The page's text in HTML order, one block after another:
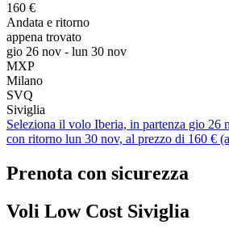
160 €
Andata e ritorno
appena trovato
gio 26 nov - lun 30 nov
MXP
Milano
SVQ
Siviglia
Seleziona il volo Iberia, in partenza gio 26
con ritorno lun 30 nov, al prezzo di 160 €
Prenota con sicurezza
Voli Low Cost Siviglia